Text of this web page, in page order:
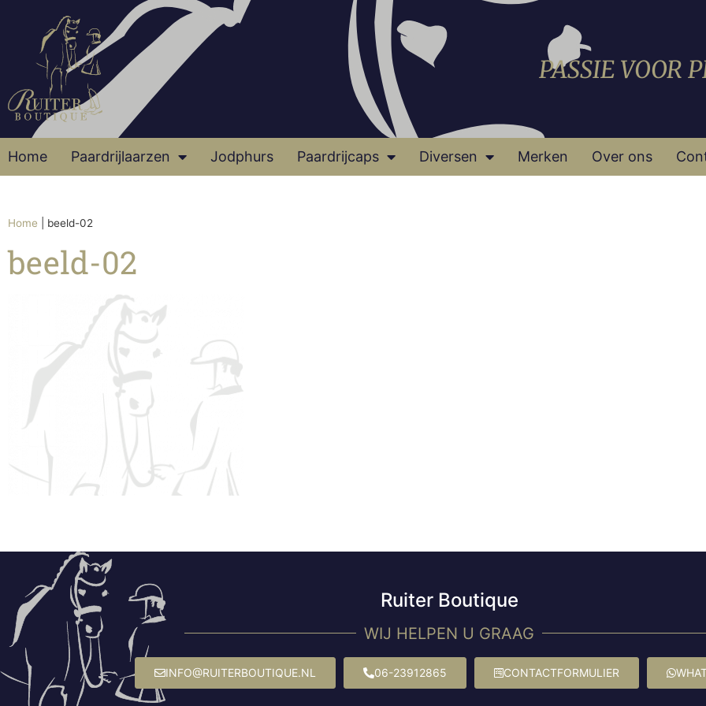
PASSIE VOOR
Home Paardrijlaarzen Jodphurs Paardrijcaps Diversen Merken Over ons
Home beeld-02
beeld-02
Ruiter Boutique
WIJ HELPEN U GRAAG
INFO@RUITERBOUTIQUE.NL 06-23912865 CONTACTFORMULIER